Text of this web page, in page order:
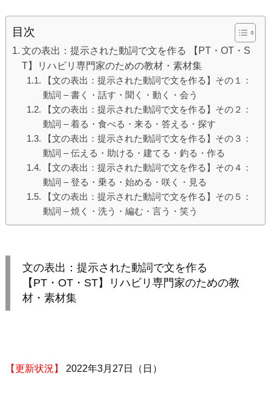
目次
文の表出：提示された動詞で文を作る 【PT・OT・S
T】リハビリ専門家のための教材・素材集
【文の表出：提示された動詞で文を作る】その１：
動詞 – 書く・話す・聞く・動く・会う
【文の表出：提示された動詞で文を作る】その２：
動詞 – 着る・食べる・来る・答える・探す
【文の表出：提示された動詞で文を作る】その３：
動詞 – 伝える・助ける・建てる・釣る・作る
【文の表出：提示された動詞で文を作る】その４：
動詞 – 登る・乗る・始める・咲く・見る
【文の表出：提示された動詞で文を作る】その５：
動詞 – 焼く・洗う・編む・言う・笑う
文の表出：提示された動詞で文を作る
【PT・OT・ST】リハビリ専門家のための教
材・素材集
【更新状況】 2022年3月27日（日）